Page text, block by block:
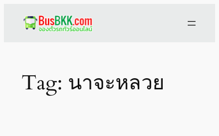
Tag: นาจะหลวย